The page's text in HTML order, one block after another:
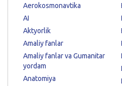
Aerokosmonavtika
AI
Aktyorlik
Amaliy fanlar
Amaliy fanlar va Gumanitar
yordam
Anatomiya